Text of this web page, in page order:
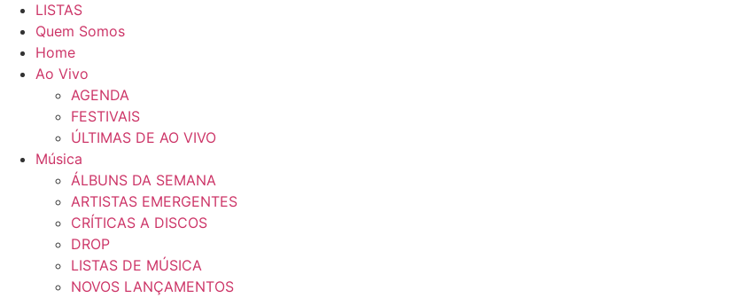
LISTAS
Quem Somos
Home
Ao Vivo
AGENDA
FESTIVAIS
ÚLTIMAS DE AO VIVO
Música
ÁLBUNS DA SEMANA
ARTISTAS EMERGENTES
CRÍTICAS A DISCOS
DROP
LISTAS DE MÚSICA
NOVOS LANÇAMENTOS